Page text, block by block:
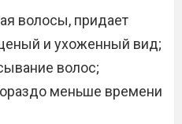
волосы, придает
и ухоженный вид;
волос;
меньше времени